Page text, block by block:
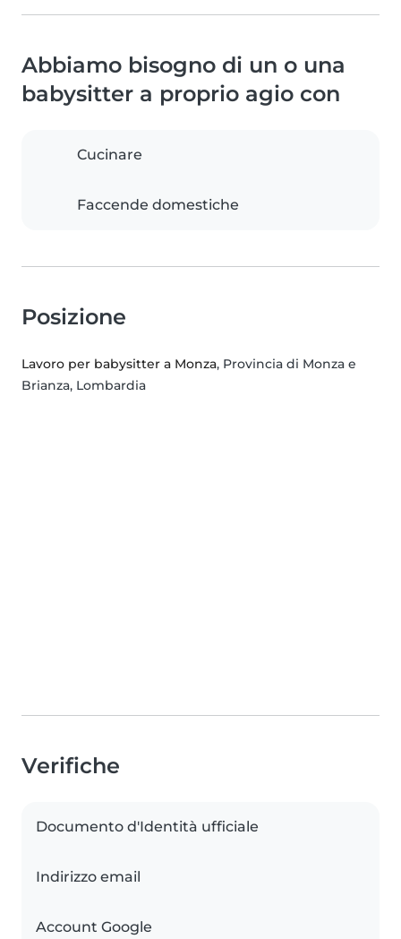
Abbiamo bisogno di un o una
babysitter a proprio agio con
Cucinare
Faccende domestiche
Posizione
Lavoro per babysitter a Monza, Provincia di Monza e
Brianza, Lombardia
Verifiche
Documento d'Identità ufficiale
Indirizzo email
Account Google